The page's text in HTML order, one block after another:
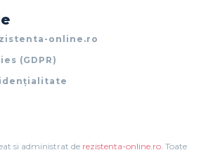
online.ro
(GDPR)
si administrat de rezistenta-online.ro. Toate